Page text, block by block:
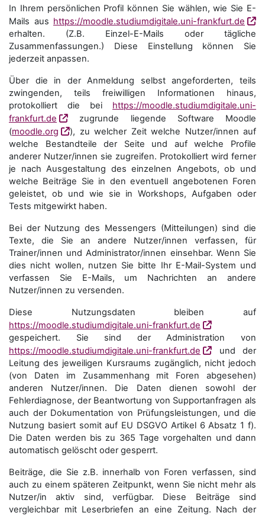
In Ihrem persönlichen Profil können Sie wählen, wie Sie E-
Mails aus https://moodle.studiumdigitale.uni-frankfurt.de
erhalten. (Z.B. Einzel-E-Mails oder tägliche
Zusammenfassungen.) Diese Einstellung können Sie
jederzeit anpassen.
Über die in der Anmeldung selbst angeforderten, teils
zwingenden, teils freiwilligen Informationen hinaus,
protokolliert die bei https://moodle.studiumdigitale.uni-
frankfurt.de
zugrunde liegende Software Moodle
(moodle.org
), zu welcher Zeit welche Nutzer/innen auf
welche Bestandteile der Seite und auf welche Profile
anderer Nutzer/innen sie zugreifen. Protokolliert wird ferner
je nach Ausgestaltung des einzelnen Angebots, ob und
welche Beiträge Sie in den eventuell angebotenen Foren
geleistet, ob und wie sie in Workshops, Aufgaben oder
Tests mitgewirkt haben.
Bei der Nutzung des Messengers (Mitteilungen) sind die
Texte, die Sie an andere Nutzer/innen verfassen, für
Trainer/innen und Administrator/innen einsehbar. Wenn Sie
dies nicht wollen, nutzen Sie bitte Ihr E-Mail-System und
verfassen Sie E-Mails, um Nachrichten an andere
Nutzer/innen zu versenden.
Diese Nutzungsdaten bleiben auf
https://moodle.studiumdigitale.uni-frankfurt.de
gespeichert. Sie sind der Administration von
https://moodle.studiumdigitale.uni-frankfurt.de
und der
Leitung des jeweiligen Kursraums zugänglich, nicht jedoch
(von Daten im Zusammenhang mit Foren abgesehen)
anderen Nutzer/innen. Die Daten dienen sowohl der
Fehlerdiagnose, der Beantwortung von Supportanfragen als
auch der Dokumentation von Prüfungsleistungen, und die
Nutzung basiert somit auf EU DSGVO Artikel 6 Absatz 1 f).
Die Daten werden bis zu 365 Tage vorgehalten und dann
automatisch gelöscht oder gesperrt.
Beiträge, die Sie z.B. innerhalb von Foren verfassen, sind
auch zu einem späteren Zeitpunkt, wenn Sie nicht mehr als
Nutzer/in aktiv sind, verfügbar. Diese Beiträge sind
vergleichbar mit Leserbriefen an eine Zeitung. Nach der